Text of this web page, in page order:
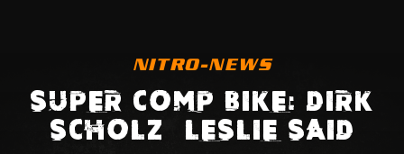
NITRO-NEWS
SUPER COMP BIKE: DIRK
SCHOLZ – LESLIE SAID